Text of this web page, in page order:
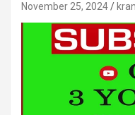
November 25, 2024